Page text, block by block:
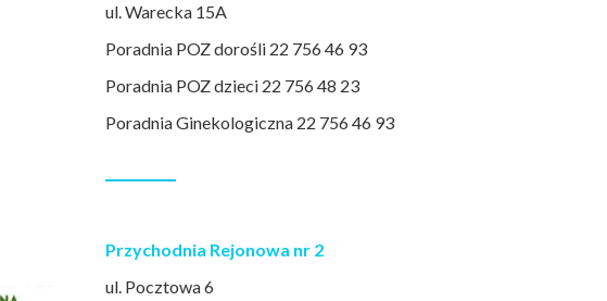
ul. Warecka 15A
Poradnia POZ dorośli 22 756 46 93
Poradnia POZ dzieci 22 756 48 23
Poradnia Ginekologiczna 22 756 46 93
Przychodnia Rejonowa nr 2
ul. Pocztowa 6